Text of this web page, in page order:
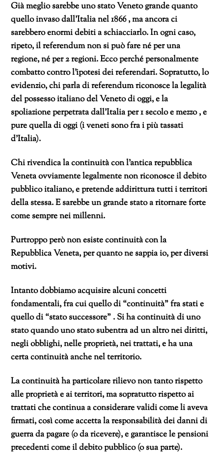
Già meglio sarebbe uno stato Veneto grande quanto
quello invaso dall’Italia nel 1866 , ma ancora ci
sarebbero enormi debiti a schiacciarlo. In ogni caso,
ripeto, il referendum non si può fare né per una
regione, né per 2 regioni. Ecco perché personalmente
combatto contro l’ipotesi dei referendari. Sopratutto, lo
evidenzio, chi parla di referendum riconosce la legalità
del possesso italiano del Veneto di oggi, e la
spoliazione perpetrata dall’Italia per 1 secolo e mezzo , e
pure quella di oggi (i veneti sono fra i più tassati
d’Italia).
Chi rivendica la continuità con l’antica repubblica
Veneta ovviamente legalmente non riconosce il debito
pubblico italiano, e pretende addirittura tutti i territori
della stessa. E sarebbe un grande stato a ritornare forte
come sempre nei millenni.
Purtroppo però non esiste continuità con la
Repubblica Veneta, per quanto ne sappia io, per diversi
motivi.
Intanto dobbiamo acquisire alcuni concetti
fondamentali, fra cui quello di “continuità” fra stati e
quello di “stato successore” . Si ha continuità di uno
stato quando uno stato subentra ad un altro nei diritti,
negli obblighi, nelle proprietà, nei trattati, e ha una
certa continuità anche nel territorio.
La continuità ha particolare rilievo non tanto rispetto
alle proprietà e ai territori, ma sopratutto rispetto ai
trattati che continua a considerare validi come li aveva
firmati, così come accetta la responsabilità dei danni di
guerra da pagare (o da ricevere), e garantisce le pensioni
precedenti come il debito pubblico (o sua parte).